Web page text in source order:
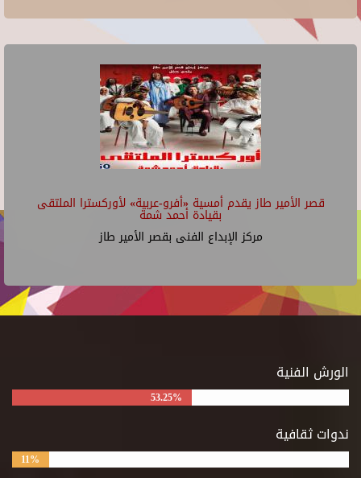
قصر الأمير طاز يقدم أمسية «أفرو-عربية» لأوركسترا الملتقى
بقيادة أحمد شمة
مركز الإبداع الفنى بقصر الأمير طاز
الورش الفنية
53.25%
ندوات ثقافية
11%